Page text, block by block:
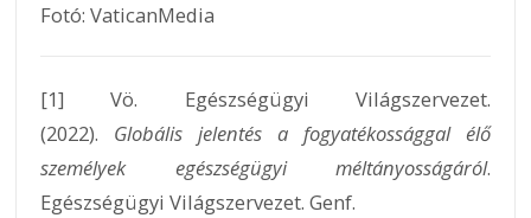
Fotó: VaticanMedia
[1] Vö. Egészségügyi Világszervezet.
(2022). Globális jelentés a fogyatékossággal élő
személyek egészségügyi méltányosságáról.
Egészségügyi Világszervezet. Genf.